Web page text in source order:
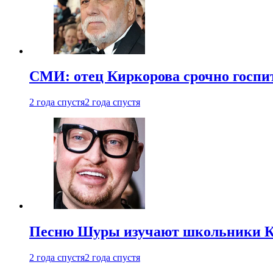
СМИ: отец Киркорова срочно
2 года спустя2 года спустя
Песню Шуры изучают школьники
2 года спустя2 года спустя